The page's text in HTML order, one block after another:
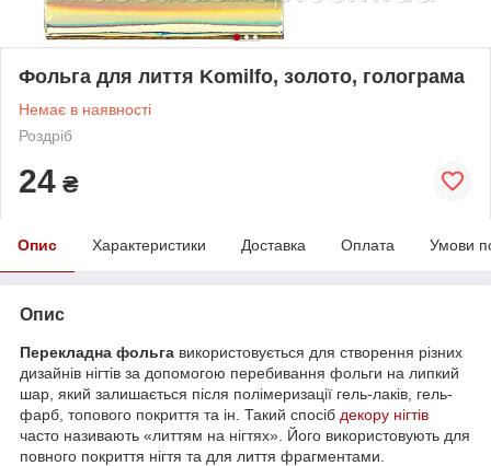
Фольга для лиття Komilfo, золото, голограма
Немає в наявності
Роздріб
24 ₴
Опис Характеристики Доставка Оплата Умови
Опис
Перекладна фольга використовується для створення різних
дизайнів нігтів за допомогою перебивання фольги на липкий
шар, який залишається після полімеризації гель-лаків, гель-
фарб, топового покриття та ін. Такий спосіб декору нігтів
часто називають «литтям на нігтях». Його використовують для
повного покриття нігтя та для лиття фрагментами.